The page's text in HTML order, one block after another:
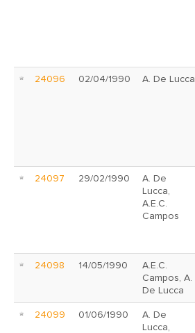
24096 02/04/1990 A. De Lucca
24097 29/02/1990
A. De
Lucca,
A.E.C.
Campos
24098 14/05/1990
A.E.C.
Campos, A.
De Lucca
24099 01/06/1990
A. De
Lucca,